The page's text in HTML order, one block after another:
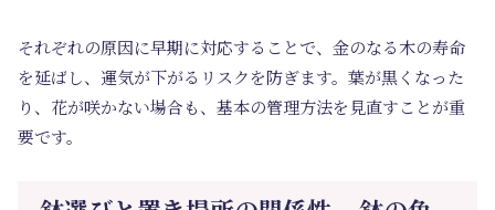
それぞれの原因に早期に対応することで、金のなる木の寿命
を延ばし、運気が下がるリスクを防ぎます。葉が黒くなった
り、花が咲かない場合も、基本の管理方法を見直すことが重
要です。